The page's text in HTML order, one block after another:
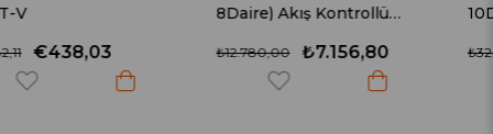
8Daire) Akış Kontrollü
₺7.156,80
₺12.780,00
10Daire) - 50lt. Tanklı
Hidrofor
₺32.400,00